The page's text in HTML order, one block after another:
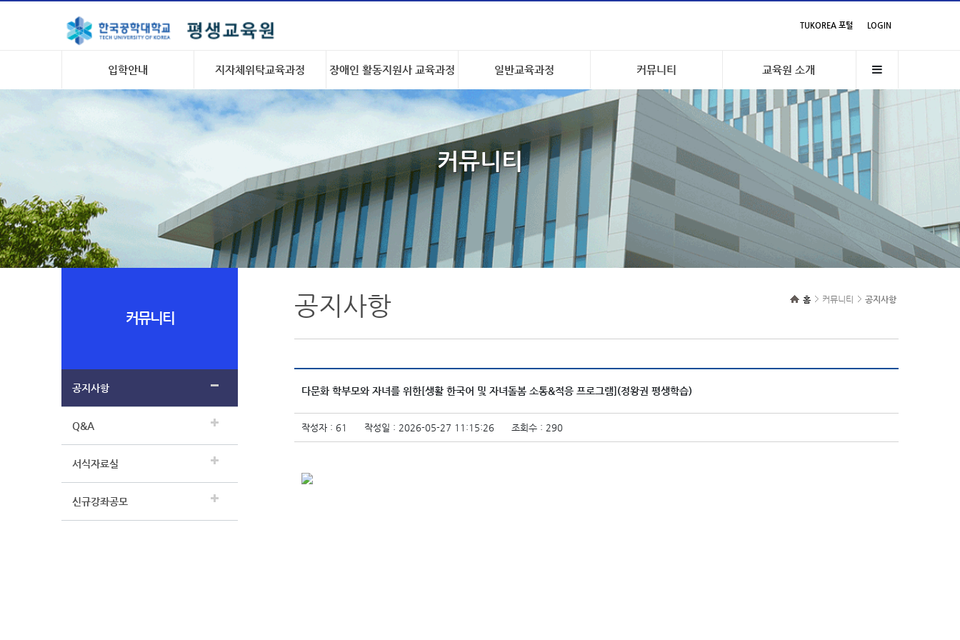
TUKOREA 포털 LOGIN
입학안내 지자체위탁교육과정 장애인 활동지원사 교육과정 일반교육과정 커뮤니티 교육원 소개
커뮤니티
커뮤니티
공지사항
Q&A
서식자료실
신규강좌공모
공지사항 홈 커뮤니티 공지사항
다문화 학부모와 자녀를 위한[생활 한국어 및 자녀돌봄 소통&적응 프로그램](정왕권 평생학습)
작성자 : 61 작성일 : 2026-05-27 11:15:26 조회수 : 290